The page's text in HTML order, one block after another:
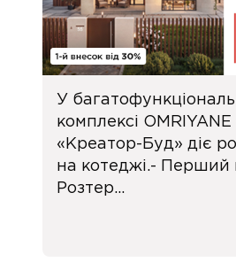
У
комплексі OMRIYANE
«Креатор-Буд» діє
на котеджі.- Перший
Розтер...